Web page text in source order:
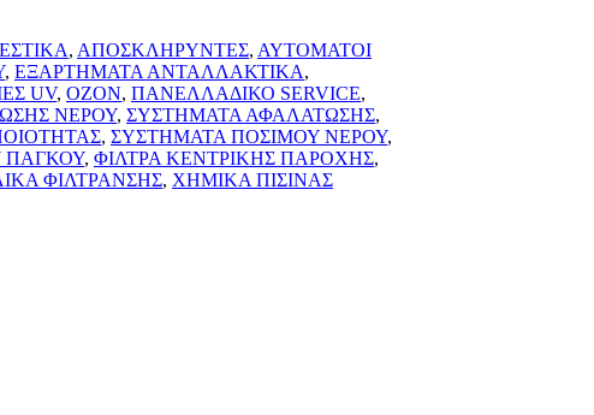
, ΑΠΟΣΚΛΗΡΥΝΤΕΣ, ΑΥΤΟΜΑΤΟΙ
, ΕΞΑΡΤΗΜΑΤΑ ΑΝΤΑΛΛΑΚΤΙΚΑ,
UV, ΟΖΟΝ, ΠΑΝΕΛΛΑΔΙΚΟ SERVICE,
ΝΕΡΟΥ, ΣΥΣΤΗΜΑΤΑ ΑΦΑΛΑΤΩΣΗΣ,
, ΣΥΣΤΗΜΑΤΑ ΠΟΣΙΜΟΥ ΝΕΡΟΥ,
ΠΑΓΚΟΥ, ΦΙΛΤΡΑ ΚΕΝΤΡΙΚΗΣ ΠΑΡΟΧΗΣ,
ΦΙΛΤΡΑΝΣΗΣ, ΧΗΜΙΚΑ ΠΙΣΙΝΑΣ